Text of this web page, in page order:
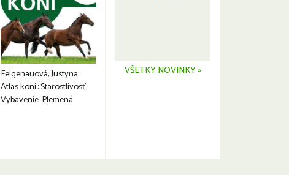
Felgenauová, Justyna:
Atlas koní.: Starostlivosť.
Vybavenie. Plemená
VŠETKY NOVINKY »